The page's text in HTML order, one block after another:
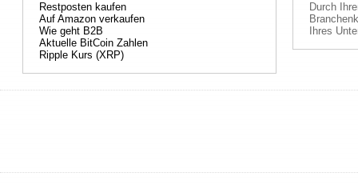
Restposten kaufen
Auf Amazon verkaufen
Wie geht B2B
Aktuelle BitCoin Zahlen
Ripple Kurs (XRP)
Durch
Ihres